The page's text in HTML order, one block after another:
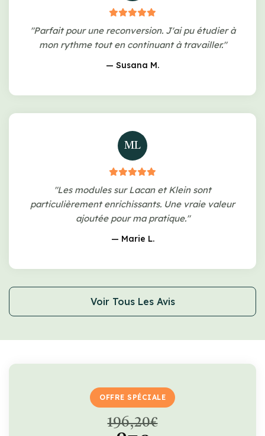
"Parfait pour une reconversion. J'ai pu étudier à
mon rythme tout en continuant à travailler."
— Susana M.
ML
"Les modules sur Lacan et Klein sont
particulièrement enrichissants. Une vraie valeur
ajoutée pour ma pratique."
— Marie L.
Voir Tous Les Avis
OFFRE SPÉCIALE
196,20€